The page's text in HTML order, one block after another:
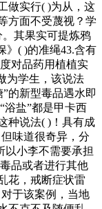
做实行( )为从，这
方面不受蔑视？学
其果实可提炼鸦
》( )的准绳43.含有
对品药用植植实
为学生，该说法
的新型毒品遇水即
浴盐”都是甲卡西
种说法( )！具有成
味道很奇异，分
以小李不需要承担
品或者进行其他
花，戒断症状雷
于该案例，当地